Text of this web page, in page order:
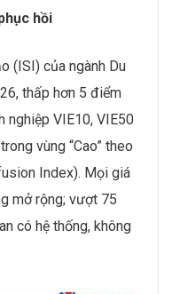
hồi
(ISI) của ngành Du
thấp hơn 5 điểm
nghiệp VIE10, VIE50
vùng “Cao” theo
Index). Mọi giá
mở rộng; vượt 75
có hệ thống, không